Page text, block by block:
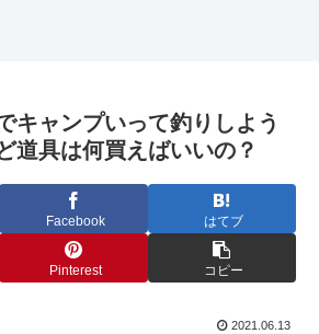
キャンプいって釣りしよう
道具は何買えばいいの？
Facebook はてブ
Pinterest コピー
2021.06.13